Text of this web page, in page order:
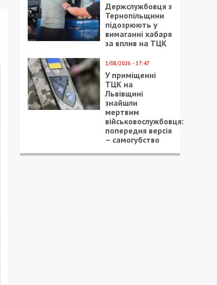
Держслужбовця з
Тернопільщини
підозрюють у
вимаганні хабаря
за вплив на ТЦК
1/08/2026 - 17:47
У приміщенні
ТЦК на
Львівщині
знайшли
мертвим
військовослужбовця:
попередня версія
– самогубство